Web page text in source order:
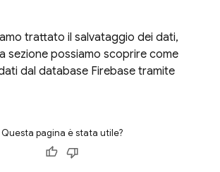
trattato il salvataggio dei dati,
sezione possiamo scoprire come
dal database Firebase tramite
Questa pagina è stata utile?